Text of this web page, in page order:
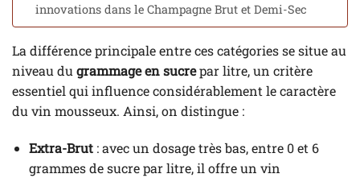
innovations dans le Champagne Brut et Demi-Sec
La différence principale entre ces catégories se situe au
niveau du grammage en sucrepar litre, un critère
essentiel qui influence considérablement le caractère
du vin mousseux. Ainsi, on distingue :
Extra-Brut: avec un dosage très bas, entre 0 et 6
grammes de sucre par litre, il offre un vin